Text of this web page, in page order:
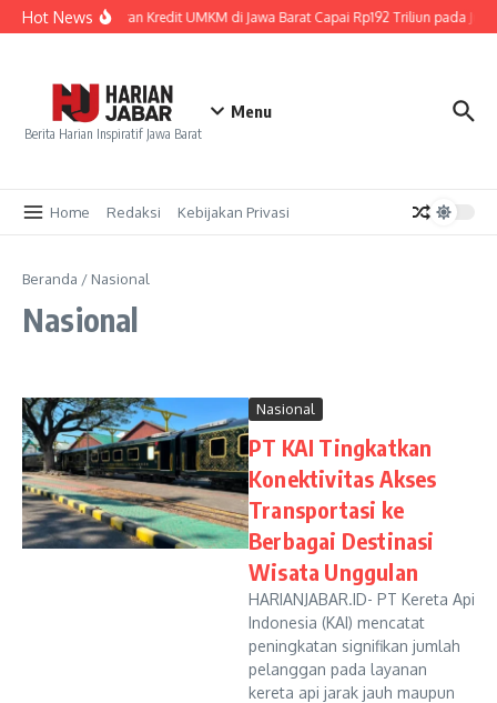
Lewati ke konten
Hot NewsPenyaluran Kredit UMKM di Jawa Barat Capai Rp192 Triliun pada Juni
Berita Harian Inspiratif Jawa Barat
Menu
Home Redaksi Kebijakan Privasi
Beranda / Nasional
Nasional
Nasional
PT KAI Tingkatkan
Konektivitas Akses
Transportasi ke
Berbagai Destinasi
Wisata Unggulan
HARIANJABAR.ID- PT Kereta Api
Indonesia (KAI) mencatat
peningkatan signifikan jumlah
pelanggan pada layanan
kereta api jarak jauh maupun